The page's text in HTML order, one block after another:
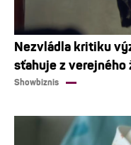
Nezvládla kritiku
sťahuje z
Showbiznis